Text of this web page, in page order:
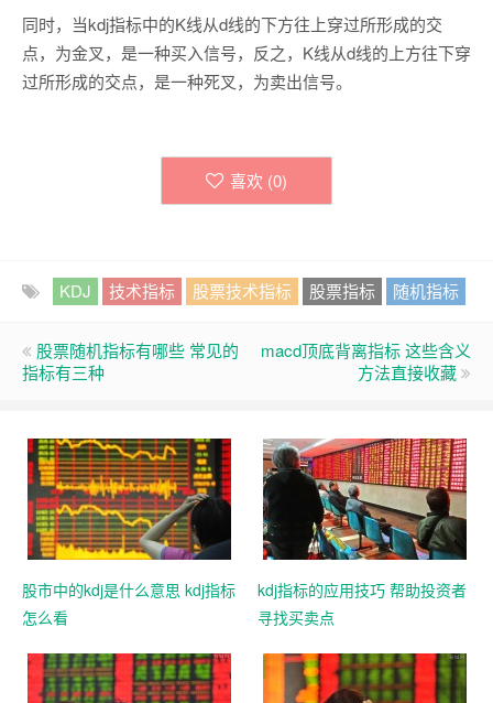
同时，当kdj指标中的K线从d线的下方往上穿过所形成的交
点，为金叉，是一种买入信号，反之，K线从d线的上方往下穿
过所形成的交点，是一种死叉，为卖出信号。
喜欢 (0)
KDJ 技术指标 股票技术指标 股票指标 随机指标
股票随机指标有哪些 常见的
指标有三种
macd顶底背离指标 这些含义
方法直接收藏
股市中的kdj是什么意思 kdj指标
怎么看
kdj指标的应用技巧 帮助投资者
寻找买卖点